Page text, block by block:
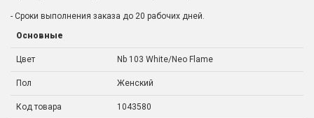
- Сроки выполнения заказа до 20 рабочих дней.
Основные
Цвет Nb 103 White/Neo Flame
Пол Женский
Код товара 1043580